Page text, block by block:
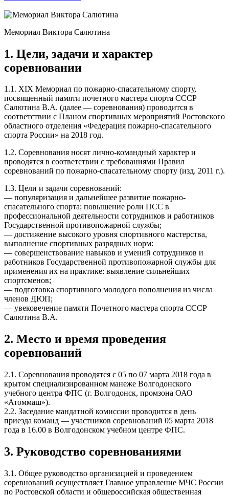
Мемориал Виктора Салютина
1. Цели, задачи и характер
соревновании
1.1. XIX Мемориал по пожарно-спасательному спорту,
посвященный памяти почетного мастера спорта СССР
Салютина В.А. (далее — соревнования) проводится в
соответствии с Планом спортивных мероприятий Ростовского
областного отделения «Федерация пожарно-спасательного
спорта России» на 2018 год.
1.2. Соревнования носят лично-командный характер и
проводятся в соответствии с требованиями Правил
соревнований по пожарно-спасательному спорту (изд. 2011 г.).
1.3. Цели и задачи соревнований:
— популяризация и дальнейшее развитие пожарно-
спасательного спорта; повышение роли ПСС в
профессиональной деятельности сотрудников и работников
Государственной противопожарной службы;
— достижение высокого уровня спортивного мастерства,
выполнение спортивных разрядных норм:
— совершенствование навыков и умений сотрудников и
работников Государственной противопожарной службы для
применения их на практике: выявление сильнейших
спортсменов;
— подготовка спортивного молодого пополнения из числа
членов ДЮП;
— увековечение памяти Почетного мастера спорта СССР
Салютина В.А.
2. Место и время проведения
соревнований
2.1. Соревнования проводятся с 05 по 07 марта 2018 года в
крытом cпециализированном манеже Волгодонского
учебного центра ФПС (г. Волгодонск, промзона ОАО
«Атоммаш»).
2.2. Заседание мандатной комиссии проводится в день
приезда команд — участников соревнований 05 марта 2018
года в 16.00 в Волгодонском учебном центре ФПС.
3. Руководство соревнованиями
3.1. Общее руководство организацией и проведением
соревнований осуществляет Главное управление МЧС России
по Ростовской области и общероссийская общественная